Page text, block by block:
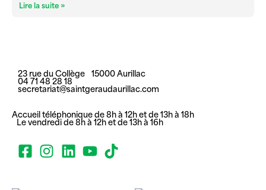
Lire la suite »
23 rue du Collège 15000 Aurillac
04 71 48 28 18
secretariat@saintgeraudaurillac.com
Accueil téléphonique de 8h à 12h et de 13h à 18h
Le vendredi de 8h à 12h et de 13h à 16h